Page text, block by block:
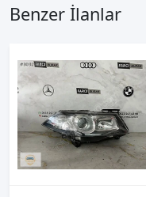
Benzer İlanlar